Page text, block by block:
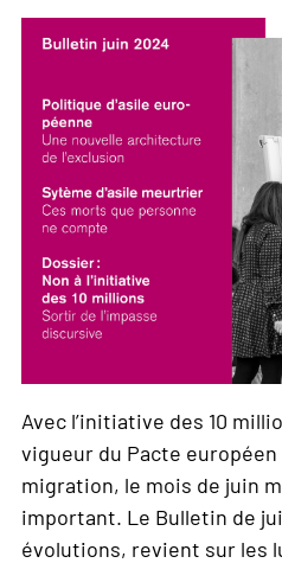
Avec l’initiative des 10
vigueur du Pacte européen
migration, le mois de juin
important. Le Bulletin de
évolutions, revient sur les